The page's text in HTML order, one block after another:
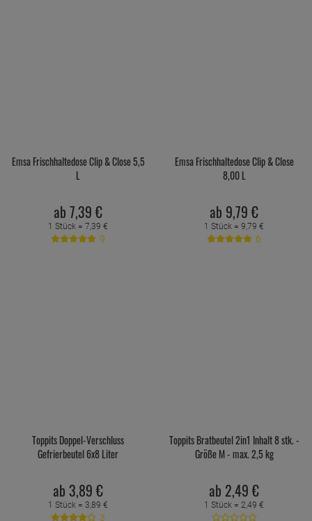
Emsa Frischhaltedose Clip & Close 5,5
L
ab 7,39 €
1 Stück = 7,39 €
9
Emsa Frischhaltedose Clip & Close
8,00 L
ab 9,79 €
1 Stück = 9,79 €
6
Toppits Doppel-Verschluss
Gefrierbeutel 6x8 Liter
ab 3,89 €
1 Stück = 3,89 €
3
Toppits Bratbeutel 2in1 Inhalt 8 stk. -
Größe M - max. 2,5 kg
ab 2,49 €
1 Stück = 2,49 €